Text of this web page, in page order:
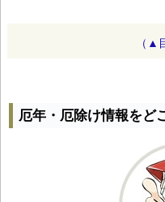
（▲
厄年・厄除け情報をど